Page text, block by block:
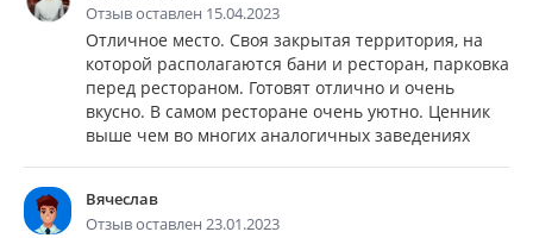
Отзыв оставлен 15.04.2023
Отличное место. Своя закрытая территория, на
которой располагаются бани и ресторан, парковка
перед рестораном. Готовят отлично и очень
вкусно. В самом ресторане очень уютно. Ценник
выше чем во многих аналогичных заведениях
Вячеслав
Отзыв оставлен 23.01.2023